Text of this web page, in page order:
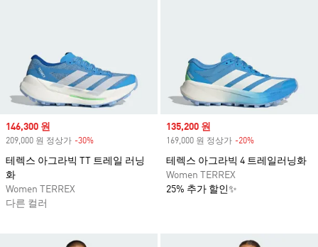
Sale price
146,300 원
209,000 원 정상가 -30%
테렉스 아그라빅 TT 트레일 러닝
화
Women TERREX
다른 컬러
Sale price
135,200 원
169,000 원 정상가 -20%
테렉스 아그라빅 4 트레일러닝화
Women TERREX
25% 추가 할인✨